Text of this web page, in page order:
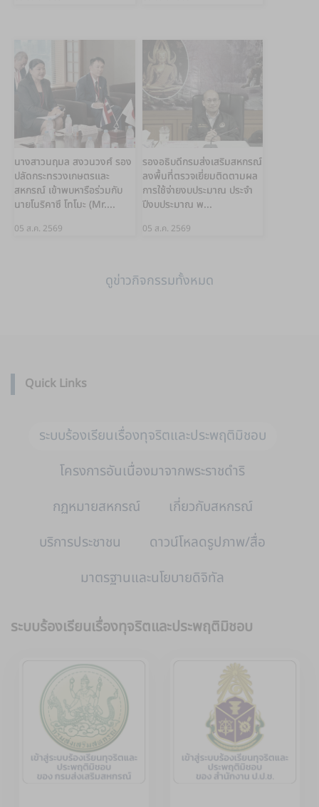
นางสาวนฤมล สงวนวงศ์ รอง
ปลัดกระทรวงเกษตรและ
สหกรณ์ เข้าพบหารือร่วมกับ
นายโนริคาซึ โทโมะ (Mr....
05 ส.ค. 2569
รองอธิบดีกรมส่งเสริมสหกรณ์
ลงพื้นที่ตรวจเยี่ยมติดตามผล
การใช้จ่ายงบประมาณ ประจำ
ปีงบประมาณ พ...
05 ส.ค. 2569
ดูข่าวกิจกรรมทั้งหมด
Quick Links
ระบบร้องเรียนเรื่องทุจริตและประพฤติมิชอบ
โครงการอันเนื่องมาจากพระราชดำริ
กฏหมายสหกรณ์
เกี่ยวกับสหกรณ์
บริการประชาชน
ดาวน์โหลดรูปภาพ/สื่อ
มาตรฐานและนโยบายดิจิทัล
ระบบร้องเรียนเรื่องทุจริตและประพฤติมิชอบ